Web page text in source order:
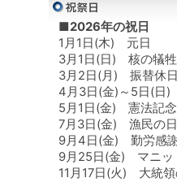
■2026年の祝日
1月1日(木) 元日
3月1日(日) 核の犠
3月2日(月) 振替休
4月3日(金)～5日(日
5月1日(金) 憲法記
7月3日(金) 漁民の日
9月4日(金) 勤労感
9月25日(金) マニッ
11月17日(火) 大統